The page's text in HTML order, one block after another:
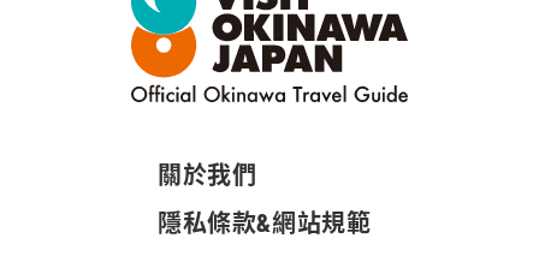
關於我們
隱私條款&網站規範